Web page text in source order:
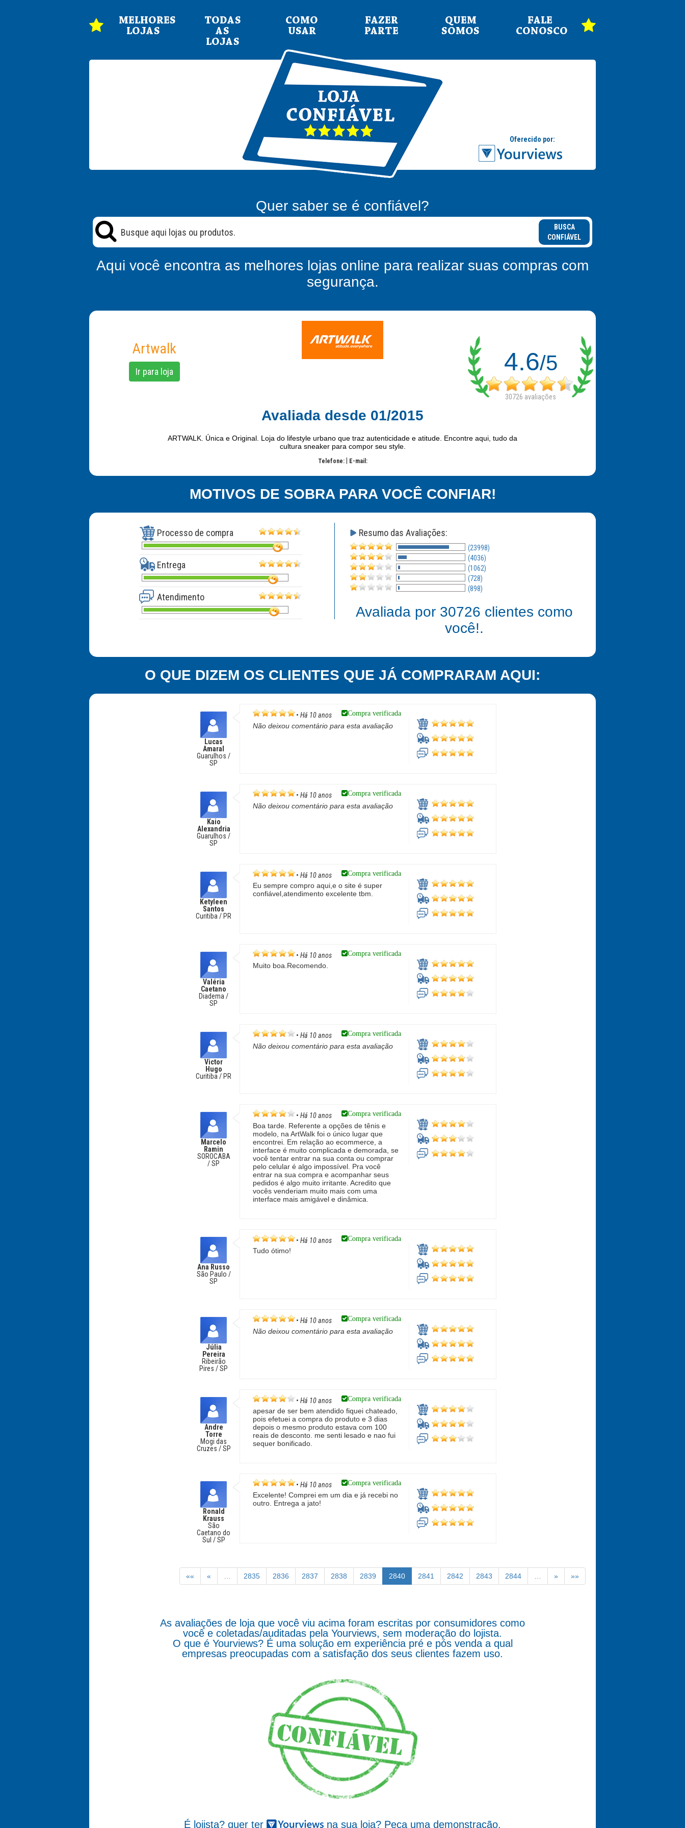
MELHORES
LOJAS
TODAS
AS
LOJAS
COMO
USAR
FAZER
PARTE
QUEM
SOMOS
FALE
CONOSCO
Quer saber se é confiável?
BUSCA
CONFIÁVEL
Aqui você encontra as melhores lojas online para realizar suas compras com
segurança.
Artwalk
Ir para loja 4.6/5
30726 avaliações
Avaliada desde 01/2015
ARTWALK. Única e Original. Loja do lifestyle urbano que traz autenticidade e atitude. Encontre aqui, tudo da
cultura sneaker para compor seu style.
Telefone: E-mail:
MOTIVOS DE SOBRA PARA VOCÊ CONFIAR!
Processo de compra
Entrega
Atendimento
Resumo das Avaliações:
(23998)
(4036)
(1062)
(728)
(898)
Avaliada por 30726 clientes como
você!.
O QUE DIZEM OS CLIENTES QUE JÁ COMPRARAM AQUI:
Lucas
Amaral
Guarulhos /
SP
• Há 10 anos Compra verificada
Não deixou comentário para esta avaliação
Kaio
Alexandria
Guarulhos /
SP
• Há 10 anos Compra verificada
Não deixou comentário para esta avaliação
Ketyleen
Santos
Curitiba / PR
• Há 10 anos Compra verificada
Eu sempre compro aqui,e o site é super
confiável,atendimento excelente tbm.
Valéria
Caetano
Diadema /
SP
• Há 10 anos Compra verificada
Muito boa.Recomendo.
Victor
Hugo
Curitiba / PR
• Há 10 anos Compra verificada
Não deixou comentário para esta avaliação
Marcelo
Ramin
SOROCABA
/ SP
• Há 10 anos Compra verificada
Boa tarde. Referente a opções de tênis e
modelo, na ArtWalk foi o único lugar que
encontrei. Em relação ao ecommerce, a
interface é muito complicada e demorada, se
você tentar entrar na sua conta ou comprar
pelo celular é algo impossível. Pra você
entrar na sua compra e acompanhar seus
pedidos é algo muito irritante. Acredito que
vocês venderiam muito mais com uma
interface mais amigável e dinâmica.
Ana Russo
São Paulo /
SP
• Há 10 anos Compra verificada
Tudo ótimo!
Júlia
Pereira
Ribeirão
Pires / SP
• Há 10 anos Compra verificada
Não deixou comentário para esta avaliação
Andre
Torre
Mogi das
Cruzes / SP
• Há 10 anos Compra verificada
apesar de ser bem atendido fiquei chateado,
pois efetuei a compra do produto e 3 dias
depois o mesmo produto estava com 100
reais de desconto. me senti lesado e nao fui
sequer bonificado.
Ronald
Krauss
São
Caetano do
Sul / SP
• Há 10 anos Compra verificada
Excelente! Comprei em um dia e já recebi no
outro. Entrega a jato!
«« « 2835 2836 2837 2838 2839 2840 2841 2842 2843 2844 » »»
As avaliações de loja que você viu acima foram escritas por consumidores como
você e coletadas/auditadas pela Yourviews, sem moderação do lojista.
O que é Yourviews? É uma solução em experiência pré e pós venda a qual
empresas preocupadas com a satisfação dos seus clientes fazem uso.
É lojista? quer ter na sua loja? Peça uma demonstração.